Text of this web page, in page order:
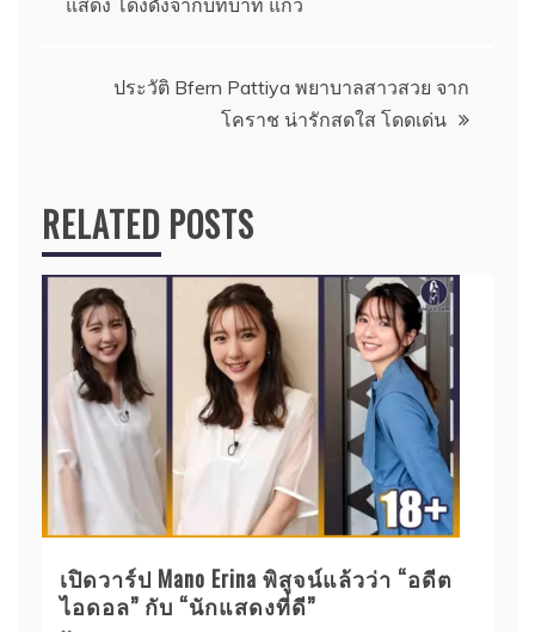
navigation
แสดง โด่งดังจากบทบาท แก้ว
ประวัติ Bfern Pattiya พยาบาลสาวสวย จาก
โคราช น่ารักสดใส โดดเด่น
RELATED POSTS
เปิดวาร์ป Mano Erina พิสูจน์แล้วว่า “อดีต
ไอดอล” กับ “นักแสดงที่ดี”